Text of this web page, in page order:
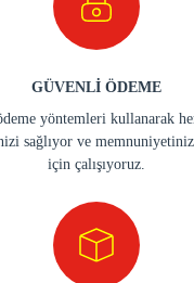
GÜVENLİ ÖDEME
yöntemleri kullanarak
sağlıyor ve
için çalışıyoruz.